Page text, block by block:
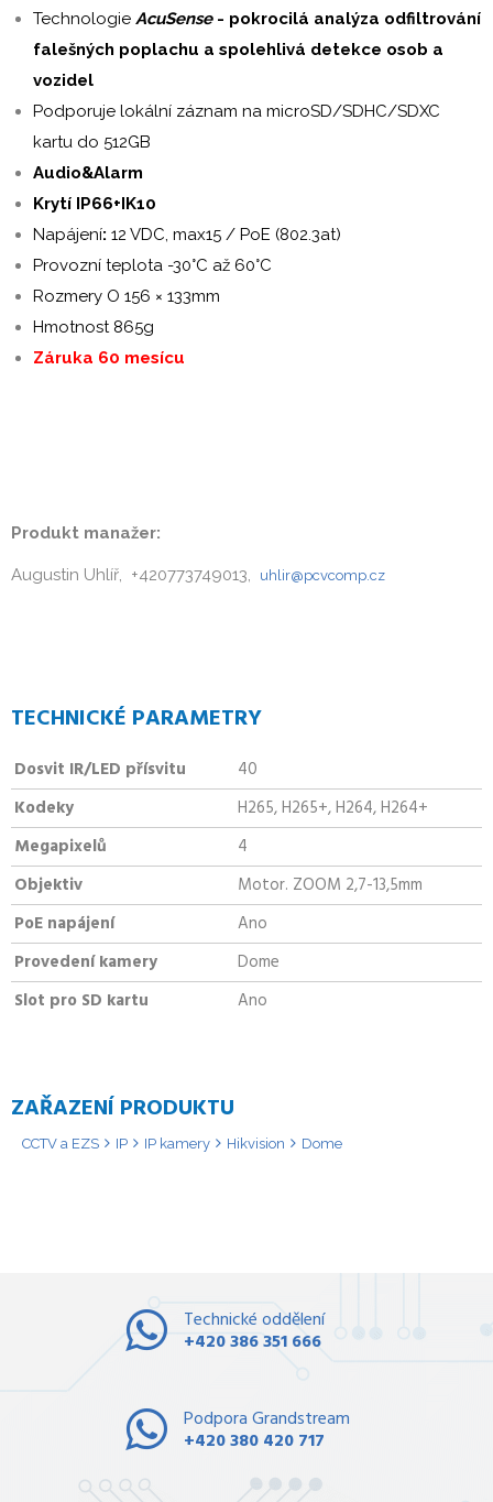
Technologie AcuSense- pokrocilá analýza odfiltrování
falešných poplachu a spolehlivá detekce osob a
vozidel
Podporuje lokální záznam na microSD/SDHC/SDXC
kartu do 512GB
Audio&Alarm
Krytí IP66+IK10
Napájení: 12 VDC, max15 / PoE (802.3at)
Provozní teplota -30°C až 60°C
Rozmery O 156 × 133mm
Hmotnost 865g
Záruka 60 mesícu
Produkt manažer:
Augustin Uhlíř, +420773749013, uhlir@pcvcomp.cz
TECHNICKÉ PARAMETRY
Dosvit IR/LED přísvitu
40
Kodeky
H265, H265+, H264, H264+
Megapixelů
4
Objektiv
Motor. ZOOM 2,7-13,5mm
PoE napájení
Ano
Provedení kamery
Dome
Slot pro SD kartu
Ano
ZAŘAZENÍ PRODUKTU
CCTV a EZS IP IP kamery Hikvision Dome
Technické oddělení
+420 386 351 666
Podpora Grandstream
+420 380 420 717